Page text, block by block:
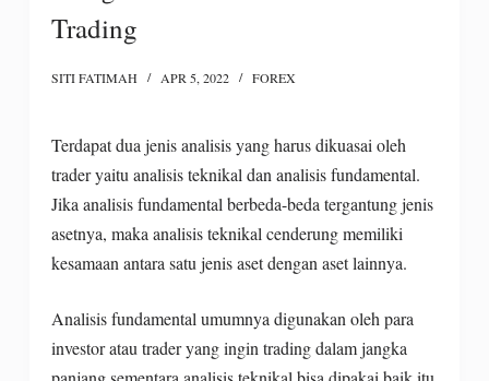
Trading
SITI FATIMAH APR 5, 2022 FOREX
Terdapat dua jenis analisis yang harus dikuasai oleh
trader yaitu analisis teknikal dan analisis fundamental.
Jika analisis fundamental berbeda-beda tergantung jenis
asetnya, maka analisis teknikal cenderung memiliki
kesamaan antara satu jenis aset dengan aset lainnya.
Analisis fundamental umumnya digunakan oleh para
investor atau trader yang ingin trading dalam jangka